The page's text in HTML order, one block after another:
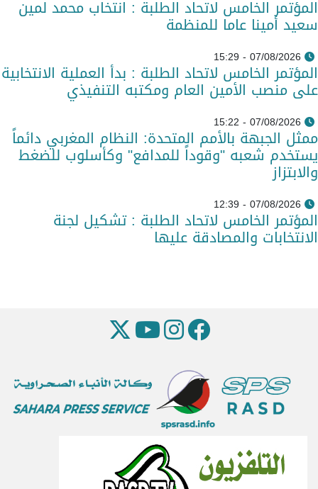
المؤتمر الخامس لاتحاد الطلبة : انتخاب محمد لمين
سعيد أمينا عاما للمنظمة
07/08/2026 - 15:29
المؤتمر الخامس لاتحاد الطلبة : بدأ العملية الانتخابية
على منصب الأمين العام ومكتبه التنفيذي
07/08/2026 - 15:22
ممثل الجبهة بالأمم المتحدة: النظام المغربي دائماً
يستخدم شعبه "وقوداً للمدافع" وكأسلوب للضغط
والابتزاز
07/08/2026 - 12:39
المؤتمر الخامس لاتحاد الطلبة : تشكيل لجنة
الانتخابات والمصادقة عليها